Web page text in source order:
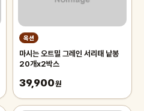
옥션
마시는 오트밀 그레인 서리태 낱봉
20개x2박스
39,900원